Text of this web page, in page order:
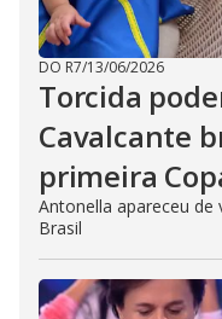
DO R7/13/06/2026
Torcida
Cavalcante
primeira
Antonella apareceu de
Brasil